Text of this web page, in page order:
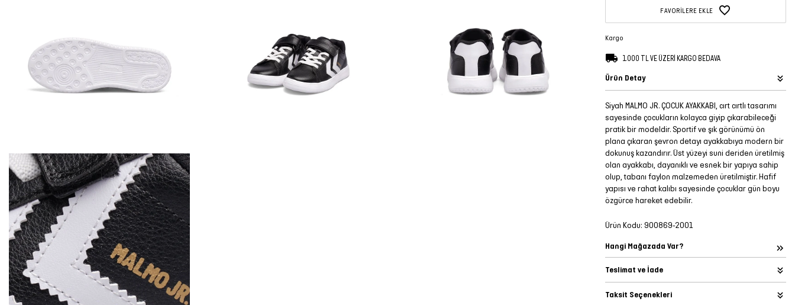
FAVORILERE EKLE
Kargo
1.000 TL VE ÜZERİ KARGO BEDAVA
Ürün Detay
Siyah MALMO JR. ÇOCUK AYAKKABI, cırt cırtlı tasarımı
sayesinde çocukların kolayca giyip çıkarabileceği
pratik bir modeldir. Sportif ve şık görünümü ön
plana çıkaran şevron detayı ayakkabıya modern bir
dokunuş kazandırır. Üst yüzeyi suni deriden üretilmiş
olan ayakkabı, dayanıklı ve esnek bir yapıya sahip
olup, tabanı faylon malzemeden üretilmiştir. Hafif
yapısı ve rahat kalıbı sayesinde çocuklar gün boyu
özgürce hareket edebilir.
Ürün Kodu: 900869-2001
Hangi Mağazada Var?
Teslimat ve İade
Taksit Seçenekleri